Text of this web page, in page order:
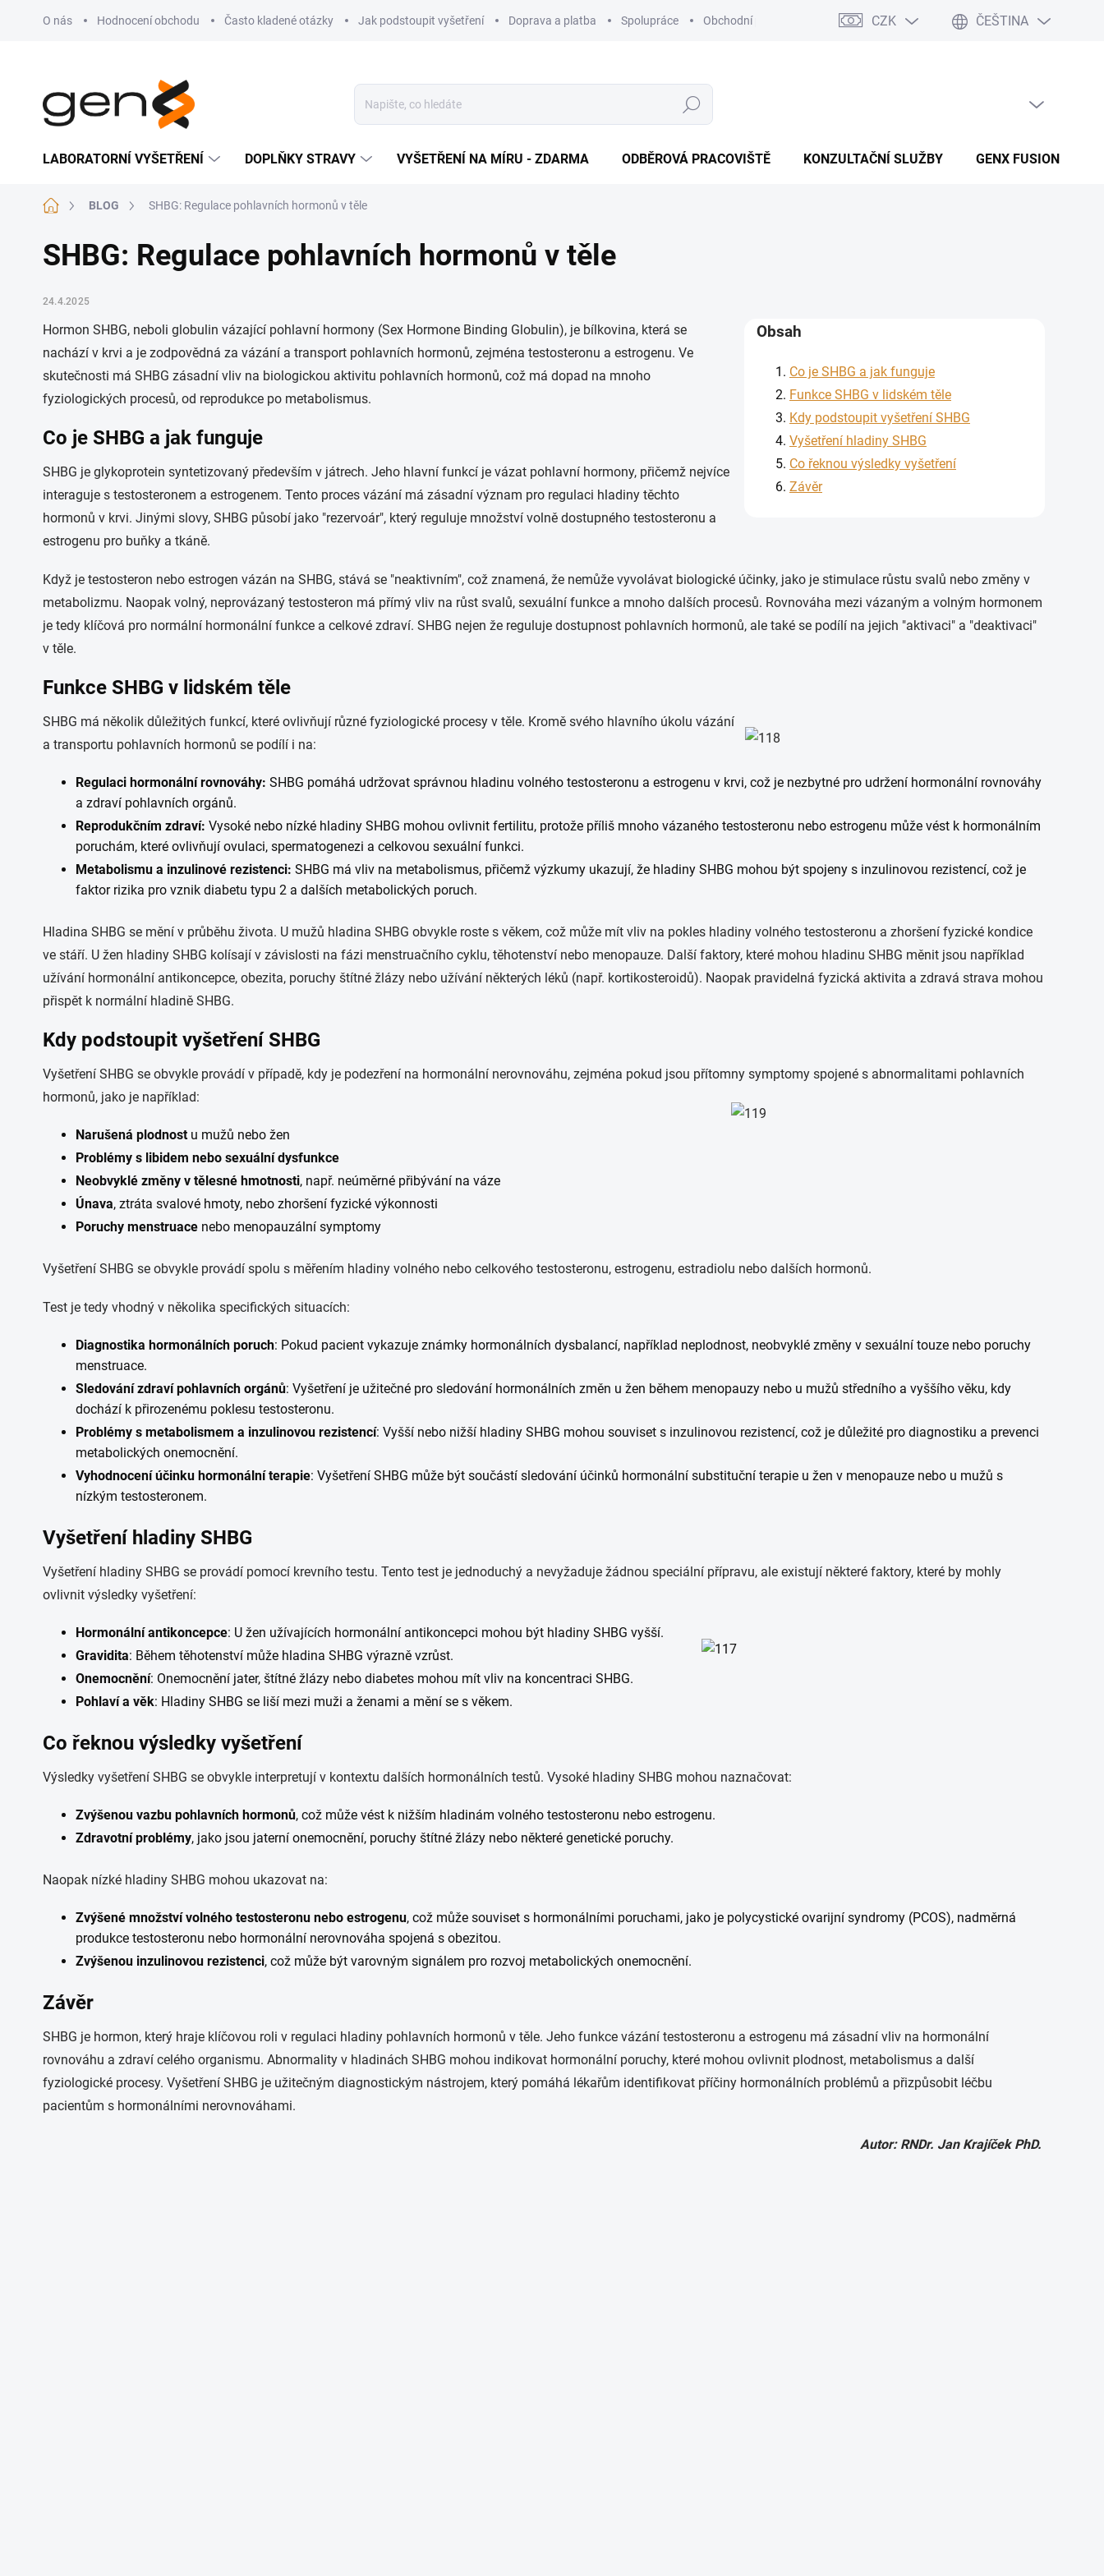
O nás
Hodnocení obchodu Často kladené otázky Jak podstoupit vyšetření Doprava a platba Spolupráce Obchodní podmínky Podmínky ochrany osobních údajů
CZK ČEŠTINA
Hledat NÁKUPNÍ KOŠÍK
LABORATORNÍ VYŠETŘENÍ DOPLŇKY STRAVY VYŠETŘENÍ NA MÍRU - ZDARMA ODBĚROVÁ PRACOVIŠTĚ KONZULTAČNÍ SLUŽBY GENX FUSION
Domů BLOG SHBG: Regulace pohlavních hormonů v těle
SHBG: Regulace pohlavních hormonů v těle
24.4.2025
Obsah
Co je SHBG a jak funguje
Funkce SHBG v lidském těle
Kdy podstoupit vyšetření SHBG
Vyšetření hladiny SHBG
Co řeknou výsledky vyšetření
Závěr
Hormon SHBG, neboli globulin vázající pohlavní hormony (Sex Hormone Binding Globulin), je bílkovina, která se
nachází v krvi a je zodpovědná za vázání a transport pohlavních hormonů, zejména testosteronu a estrogenu. Ve
skutečnosti má SHBG zásadní vliv na biologickou aktivitu pohlavních hormonů, což má dopad na mnoho
fyziologických procesů, od reprodukce po metabolismus.
Co je SHBG a jak funguje
SHBG je glykoprotein syntetizovaný především v játrech. Jeho hlavní funkcí je vázat pohlavní hormony, přičemž nejvíce
interaguje s testosteronem a estrogenem. Tento proces vázání má zásadní význam pro regulaci hladiny těchto
hormonů v krvi. Jinými slovy, SHBG působí jako "rezervoár", který reguluje množství volně dostupného testosteronu a
estrogenu pro buňky a tkáně.
Když je testosteron nebo estrogen vázán na SHBG, stává se "neaktivním", což znamená, že nemůže vyvolávat biologické účinky, jako je stimulace růstu svalů nebo změny v
metabolizmu. Naopak volný, neprovázaný testosteron má přímý vliv na růst svalů, sexuální funkce a mnoho dalších procesů. Rovnováha mezi vázaným a volným hormonem
je tedy klíčová pro normální hormonální funkce a celkové zdraví. SHBG nejen že reguluje dostupnost pohlavních hormonů, ale také se podílí na jejich "aktivaci" a "deaktivaci"
v těle.
Funkce SHBG v lidském těle
SHBG má několik důležitých funkcí, které ovlivňují různé fyziologické procesy v těle. Kromě svého hlavního úkolu vázání
a transportu pohlavních hormonů se podílí i na:
Regulaci hormonální rovnováhy: SHBG pomáhá udržovat správnou hladinu volného testosteronu a estrogenu v krvi, což je nezbytné pro udržení hormonální rovnováhy
a zdraví pohlavních orgánů.
Reprodukčním zdraví: Vysoké nebo nízké hladiny SHBG mohou ovlivnit fertilitu, protože příliš mnoho vázaného testosteronu nebo estrogenu může vést k hormonálním
poruchám, které ovlivňují ovulaci, spermatogenezi a celkovou sexuální funkci.
Metabolismu a inzulinové rezistenci: SHBG má vliv na metabolismus, přičemž výzkumy ukazují, že hladiny SHBG mohou být spojeny s inzulinovou rezistencí, což je
faktor rizika pro vznik diabetu typu 2 a dalších metabolických poruch.
Hladina SHBG se mění v průběhu života. U mužů hladina SHBG obvykle roste s věkem, což může mít vliv na pokles hladiny volného testosteronu a zhoršení fyzické kondice
ve stáří. U žen hladiny SHBG kolísají v závislosti na fázi menstruačního cyklu, těhotenství nebo menopauze. Další faktory, které mohou hladinu SHBG měnit jsou například
užívání hormonální antikoncepce, obezita, poruchy štítné žlázy nebo užívání některých léků (např. kortikosteroidů). Naopak pravidelná fyzická aktivita a zdravá strava mohou
přispět k normální hladině SHBG.
Kdy podstoupit vyšetření SHBG
Vyšetření SHBG se obvykle provádí v případě, kdy je podezření na hormonální nerovnováhu, zejména pokud jsou přítomny symptomy spojené s abnormalitami pohlavních
hormonů, jako je například:
Narušená plodnostu mužů nebo žen
Problémy s libidem nebo sexuální dysfunkce
Neobvyklé změny v tělesné hmotnosti, např. neúměrné přibývání na váze
Únava, ztráta svalové hmoty, nebo zhoršení fyzické výkonnosti
Poruchy menstruace nebo menopauzální symptomy
Vyšetření SHBG se obvykle provádí spolu s měřením hladiny volného nebo celkového testosteronu, estrogenu, estradiolu nebo dalších hormonů.
Test je tedy vhodný v několika specifických situacích:
Diagnostika hormonálních poruch: Pokud pacient vykazuje známky hormonálních dysbalancí, například neplodnost, neobvyklé změny v sexuální touze nebo poruchy
menstruace.
Sledování zdraví pohlavních orgánů: Vyšetření je užitečné pro sledování hormonálních změn u žen během menopauzy nebo u mužů středního a vyššího věku, kdy
dochází k přirozenému poklesu testosteronu.
Problémy s metabolismem a inzulinovou rezistencí: Vyšší nebo nižší hladiny SHBG mohou souviset s inzulinovou rezistencí, což je důležité pro diagnostiku a prevenci
metabolických onemocnění.
Vyhodnocení účinku hormonální terapie: Vyšetření SHBG může být součástí sledování účinků hormonální substituční terapie u žen v menopauze nebo u mužů s
nízkým testosteronem.
Vyšetření hladiny SHBG
Vyšetření hladiny SHBG se provádí pomocí krevního testu. Tento test je jednoduchý a nevyžaduje žádnou speciální přípravu, ale existují některé faktory, které by mohly
ovlivnit výsledky vyšetření:
Hormonální antikoncepce: U žen užívajících hormonální antikoncepci mohou být hladiny SHBG vyšší.
Gravidita: Během těhotenství může hladina SHBG výrazně vzrůst.
Onemocnění: Onemocnění jater, štítné žlázy nebo diabetes mohou mít vliv na koncentraci SHBG.
Pohlaví a věk: Hladiny SHBG se liší mezi muži a ženami a mění se s věkem.
Co řeknou výsledky vyšetření
Výsledky vyšetření SHBG se obvykle interpretují v kontextu dalších hormonálních testů. Vysoké hladiny SHBG mohou naznačovat:
Zvýšenou vazbu pohlavních hormonů, což může vést k nižším hladinám volného testosteronu nebo estrogenu.
Zdravotní problémy, jako jsou jaterní onemocnění, poruchy štítné žlázy nebo některé genetické poruchy.
Naopak nízké hladiny SHBG mohou ukazovat na:
Zvýšené množství volného testosteronu nebo estrogenu, což může souviset s hormonálními poruchami, jako je polycystické ovarijní syndromy (PCOS), nadměrná
produkce testosteronu nebo hormonální nerovnováha spojená s obezitou.
Zvýšenou inzulinovou rezistenci, což může být varovným signálem pro rozvoj metabolických onemocnění.
Závěr
SHBG je hormon, který hraje klíčovou roli v regulaci hladiny pohlavních hormonů v těle. Jeho funkce vázání testosteronu a estrogenu má zásadní vliv na hormonální
rovnováhu a zdraví celého organismu. Abnormality v hladinách SHBG mohou indikovat hormonální poruchy, které mohou ovlivnit plodnost, metabolismus a další
fyziologické procesy. Vyšetření SHBG je užitečným diagnostickým nástrojem, který pomáhá lékařům identifikovat příčiny hormonálních problémů a přizpůsobit léčbu
pacientům s hormonálními nerovnováhami.
Autor: RNDr. Jan Krajíček PhD.